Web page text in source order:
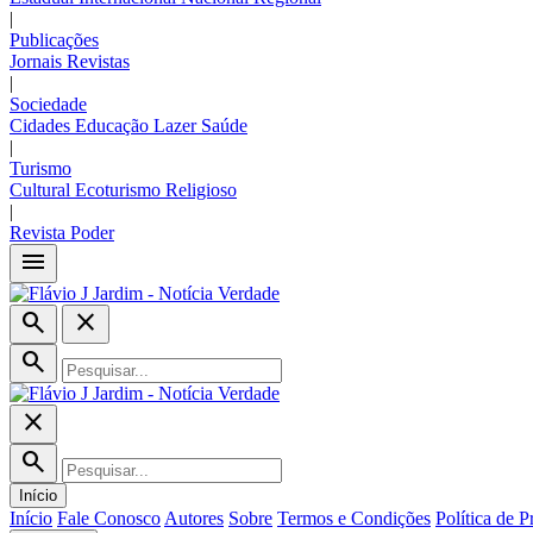
|
Publicações
Jornais Revistas
|
Sociedade
Cidades Educação Lazer Saúde
|
Turismo
Cultural Ecoturismo Religioso
|
Revista Poder
menu
search
close
search
close
search
Início
Início Fale Conosco Autores Sobre Termos e Condições Política de